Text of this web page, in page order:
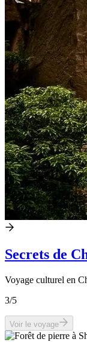
Secrets de
Voyage culturel en
3/5
Voir le voyage